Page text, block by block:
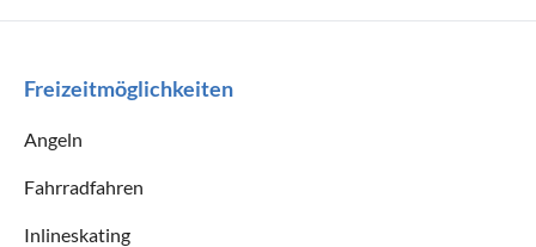
Freizeitmöglichkeiten
Angeln
Fahrradfahren
Inlineskating